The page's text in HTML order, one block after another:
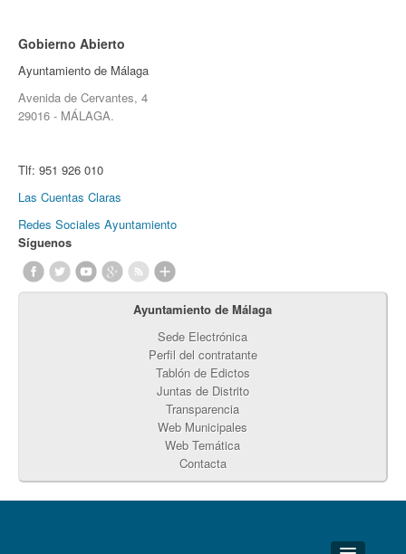
Gobierno Abierto
Ayuntamiento de Málaga
Avenida de Cervantes, 4
29016 - MÁLAGA.
Tlf: 951 926 010
Las Cuentas Claras
Redes Sociales Ayuntamiento
Síguenos
Ayuntamiento de Málaga
Sede Electrónica
Perfil del contratante
Tablón de Edictos
Juntas de Distrito
Transparencia
Web Municipales
Web Temática
Contacta